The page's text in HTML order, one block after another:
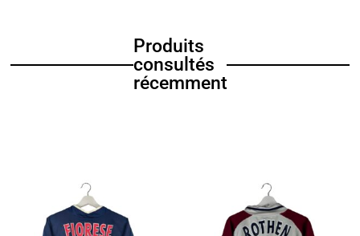
Produits
consultés
récemment